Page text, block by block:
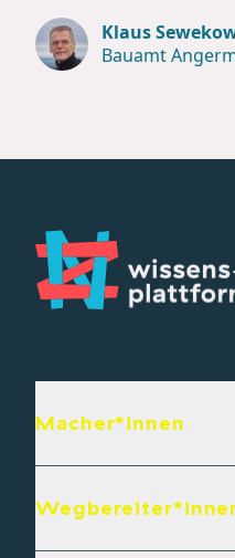
Klaus
Bauamt
Macher*innen